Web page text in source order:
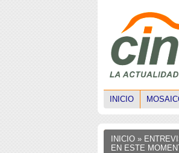
INICIO
INICIO »
EN ESTE